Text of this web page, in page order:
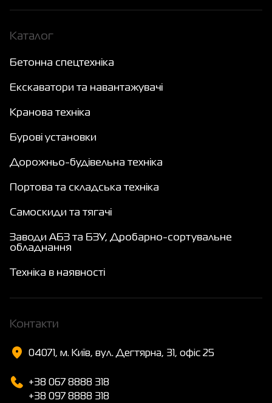
Каталог
Бетонна спецтехніка
Екскаватори та навантажувачі
Кранова техніка
Бурові установки
Дорожньо-будівельна техніка
Портова та складська техніка
Самоскиди та тягачі
Заводи АБЗ та БЗУ, Дробарно-сортувальне
обладнання
Техніка в наявності
Контакти
04071, м. Київ, вул. Дегтярна, 31, офіс 25
+38 067 8888 318
+38 097 8888 318